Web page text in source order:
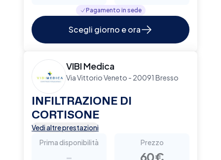
Pagamento in sede
Scegli giorno e ora
VIBI Medica
Via Vittorio Veneto - 20091 Bresso
INFILTRAZIONE DI
CORTISONE
Vedi altre prestazioni
Prima disponibilità
-
Prezzo
60€